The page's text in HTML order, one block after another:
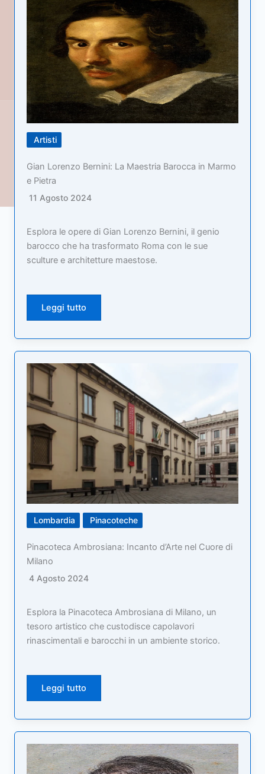
Artisti
Gian Lorenzo Bernini: La Maestria Barocca in Marmo
e Pietra
11 Agosto 2024
Esplora le opere di Gian Lorenzo Bernini, il genio
barocco che ha trasformato Roma con le sue
sculture e architetture maestose.
Leggi tutto
Lombardia Pinacoteche
Pinacoteca Ambrosiana: Incanto d’Arte nel Cuore di
Milano
4 Agosto 2024
Esplora la Pinacoteca Ambrosiana di Milano, un
tesoro artistico che custodisce capolavori
rinascimentali e barocchi in un ambiente storico.
Leggi tutto